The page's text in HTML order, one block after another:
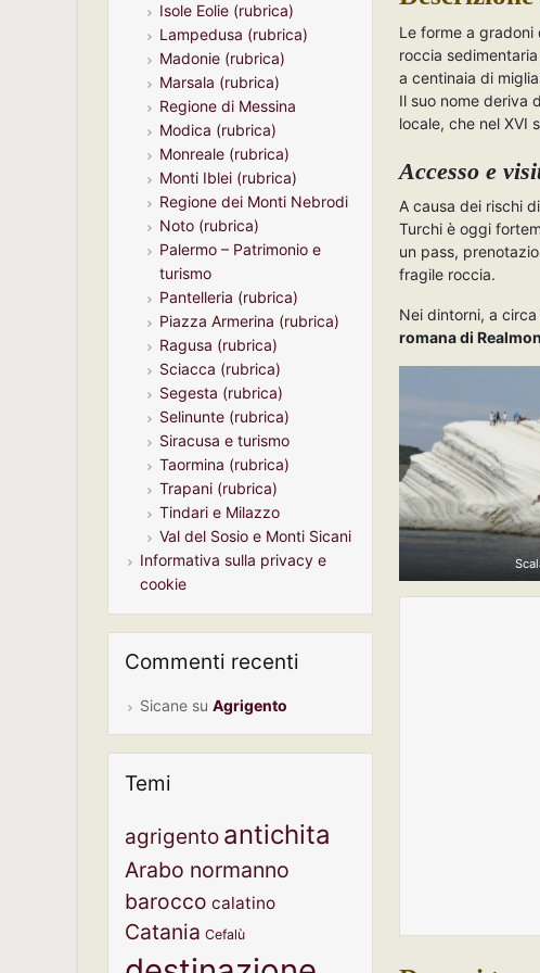
Le forme a gradoni
roccia
a centinaia di
Il suo nome deriva
locale, che nel XVI
Accesso e
A causa dei rischi
Turchi è oggi
un pass,
fragile roccia.
Nei dintorni, a
romana di
Isole Eolie (rubrica)
Lampedusa (rubrica)
Madonie (rubrica)
Marsala (rubrica)
Regione di Messina
Modica (rubrica)
Monreale (rubrica)
Monti Iblei (rubrica)
Regione dei Monti Nebrodi
Noto (rubrica)
Palermo – Patrimonio e
turismo
Pantelleria (rubrica)
Piazza Armerina (rubrica)
Ragusa (rubrica)
Sciacca (rubrica)
Segesta (rubrica)
Selinunte (rubrica)
Siracusa e turismo
Taormina (rubrica)
Trapani (rubrica)
Tindari e Milazzo
Val del Sosio e Monti Sicani
Informativa sulla privacy e
cookie
Commenti recenti
Sicane suAgrigento
Temi
agrigento antichita
Arabo normanno
barocco calatino
Catania Cefalù